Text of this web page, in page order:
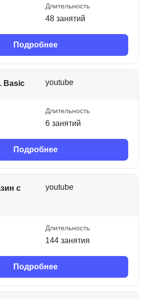
Длительность
48 занятий
Подробнее
Basic youtube
Длительность
6 занятий
Подробнее
с
youtube
Длительность
144 занятия
Подробнее